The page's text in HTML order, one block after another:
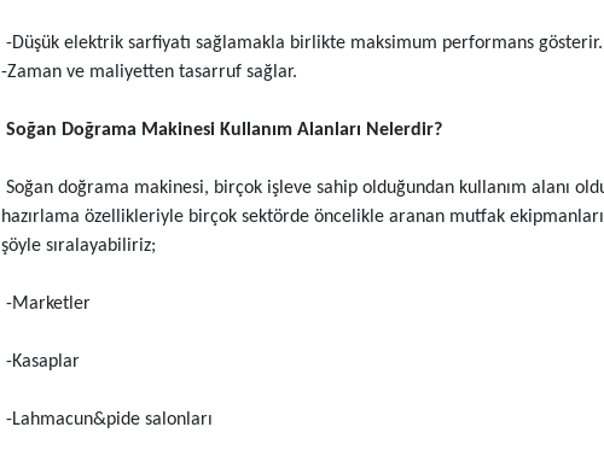
-Düşük elektrik sarfiyatı sağlamakla birlikte maksimum performans gösterir.
-Zaman ve maliyetten tasarruf sağlar.
Soğan Doğrama Makinesi Kullanım Alanları Nelerdir?
Soğan doğrama makinesi, birçok işleve sahip olduğundan kullanım alanı
hazırlama özellikleriyle birçok sektörde öncelikle aranan mutfak
şöyle sıralayabiliriz;
-Marketler
-Kasaplar
-Lahmacun&pide salonları